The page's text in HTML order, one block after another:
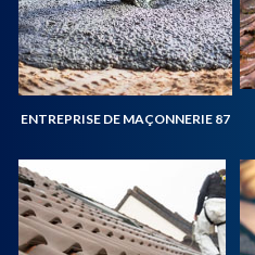
ENTREPRISE DE MAÇONNERIE 87